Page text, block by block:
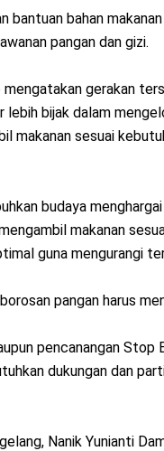
bantuan bahan
pangan dan gizi.
gerakan
bijak dalam
makanan sesuai
budaya
makanan
guna mengurangi
pangan harus
pencanangan Stop
dukungan dan
Nanik Yunianti